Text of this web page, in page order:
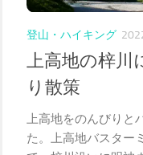
登山・ハイキング
上高地の梓川
り散策
上高地をのんびりと
た。上高地バスター